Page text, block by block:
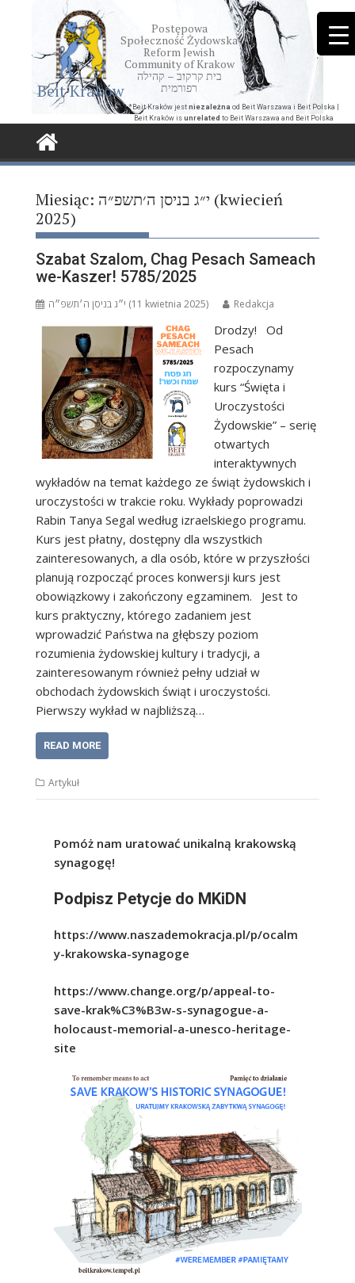
Beit Kraków
Postępowa
Społeczność Żydowska
Reform Jewish
Community of Krakow
בית קרקוב – קהילה
רפורמית
*Beit Kraków jest niezależna od Beit Warszawa i Beit Polska |
Beit Kraków is unrelated to Beit Warszawa and Beit Polska
Miesiąc: י״ג בניסן ה׳תשפ״ה (kwiecień
2025)
Szabat Szalom, Chag Pesach Sameach
we-Kaszer! 5785/2025
י״ג בניסן ה׳תשפ״ה (11 kwietnia 2025) Redakcja
Drodzy! Od
Pesach
rozpoczynamy
kurs “Święta i
Uroczystości
Żydowskie” – serię
otwartych
interaktywnych
wykładów na temat każdego ze świąt żydowskich i
uroczystości w trakcie roku. Wykłady poprowadzi
Rabin Tanya Segal według izraelskiego programu.
Kurs jest płatny, dostępny dla wszystkich
zainteresowanych, a dla osób, które w przyszłości
planują rozpocząć proces konwersji kurs jest
obowiązkowy i zakończony egzaminem. Jest to
kurs praktyczny, którego zadaniem jest
wprowadzić Państwa na głębszy poziom
rozumienia żydowskiej kultury i tradycji, a
zainteresowanym również pełny udział w
obchodach żydowskich świąt i uroczystości.
Pierwszy wykład w najbliższą…
READ MORE
Artykuł
Pomóż nam uratować unikalną krakowską
synagogę!
Podpisz Petycje do MKiDN
https://www.naszademokracja.pl/p/ocalm
y-krakowska-synagoge
https://www.change.org/p/appeal-to-
save-krak%C3%B3w-s-synagogue-a-
holocaust-memorial-a-unesco-heritage-
site